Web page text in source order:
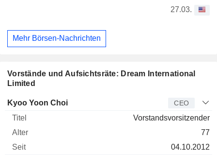
27.03.
Mehr Börsen-Nachrichten
Vorstände und Aufsichtsräte: Dream International
Limited
Manager Titel Alter
Kyoo Yoon Choi CEO
Vorstandsvorsitzender
77
04.10.2012